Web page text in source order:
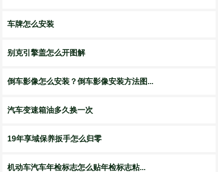
车牌怎么安装
别克引擎盖怎么开图解
倒车影像怎么安装？倒车影像安装方法图...
汽车变速箱油多久换一次
19年享域保养扳手怎么归零
机动车汽车年检标志怎么贴年检标志粘...